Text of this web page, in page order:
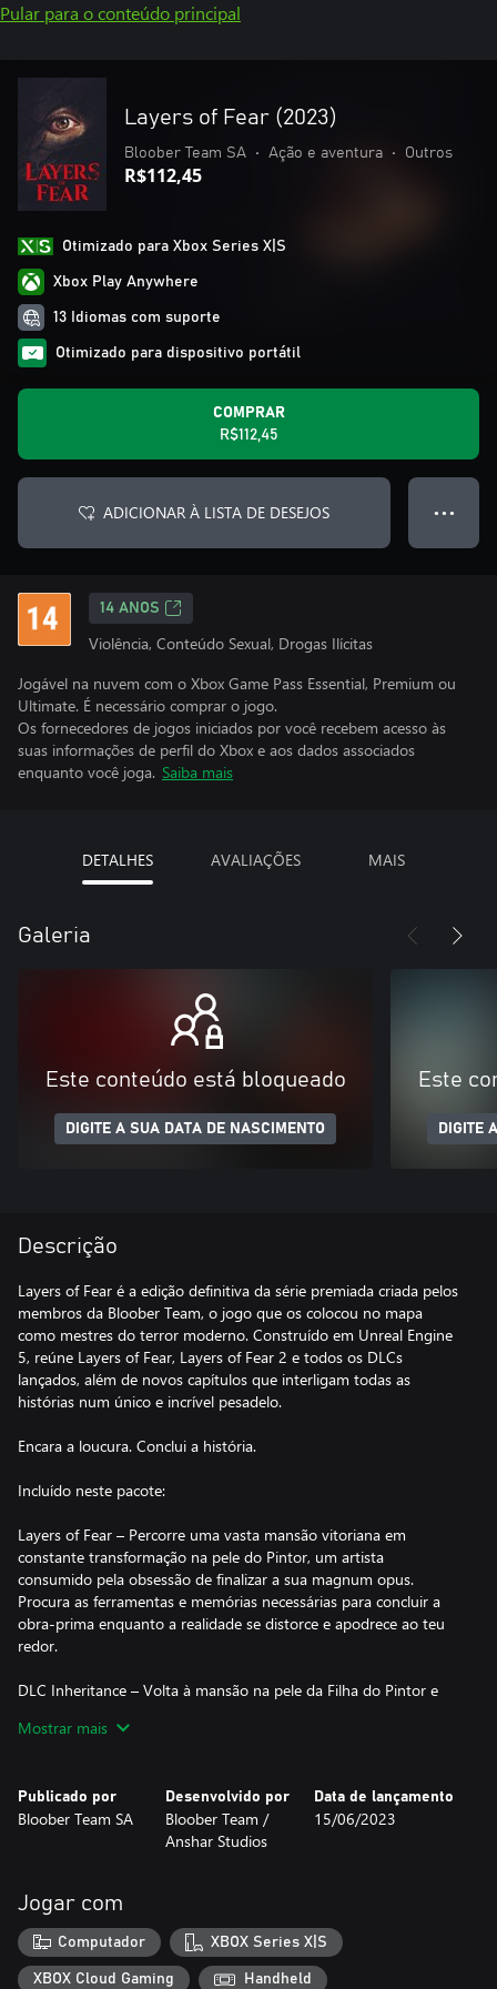
Pular para o conteúdo principal
Layers of Fear (2023)
Bloober Team SA • Ação e aventura • Outros
R$112,45
Otimizado para Xbox Series X|S
Xbox Play Anywhere
13 Idiomas com suporte
Otimizado para dispositivo portátil
COMPRAR
R$112,45
ADICIONAR À LISTA DE DESEJOS ● ● ●
14 ANOS
Violência, Conteúdo Sexual, Drogas Ilícitas
Jogável na nuvem com o Xbox Game Pass Essential, Premium ou
Ultimate. É necessário comprar o jogo.
Os fornecedores de jogos iniciados por você recebem acesso às
suas informações de perfil do Xbox e aos dados associados
enquanto você joga. Saiba mais
DETALHES AVALIAÇÕES MAIS
Galeria
Este conteúdo está bloqueado
DIGITE A SUA DATA DE NASCIMENTO
Este
DIGITE
Descrição
Layers of Fear é a edição definitiva da série premiada criada pelos
membros da Bloober Team, o jogo que os colocou no mapa
como mestres do terror moderno. Construído em Unreal Engine
5, reúne Layers of Fear, Layers of Fear 2 e todos os DLCs
lançados, além de novos capítulos que interligam todas as
histórias num único e incrível pesadelo.
Encara a loucura. Conclui a história.
Incluído neste pacote:
Layers of Fear – Percorre uma vasta mansão vitoriana em
constante transformação na pele do Pintor, um artista
consumido pela obsessão de finalizar a sua magnum opus.
Procura as ferramentas e memórias necessárias para concluir a
obra-prima enquanto a realidade se distorce e apodrece ao teu
redor.
DLC Inheritance – Volta à mansão na pele da Filha do Pintor e
lembranças de infância distorcidas pelo medo e pela culpa,
DLC The Final Note – Vivencia o colapso da família do ponto de
vista da Esposa do Pintor. Descobre as verdades ocultas por trás
remodelada por sentimentos como devoção, ressentimento e
sacrifício.
Layers of Fear 2 – Sobe ao palco na pele do Ator e embarca num
misterioso transatlântico para assumires o papel da tua vida.
Mostrar mais
Publicado por
Bloober Team SA
Desenvolvido por
Bloober Team /
Anshar Studios
Data de lançamento
15/06/2023
Jogar com
Computador XBOX Series X|S
XBOX Cloud Gaming Handheld